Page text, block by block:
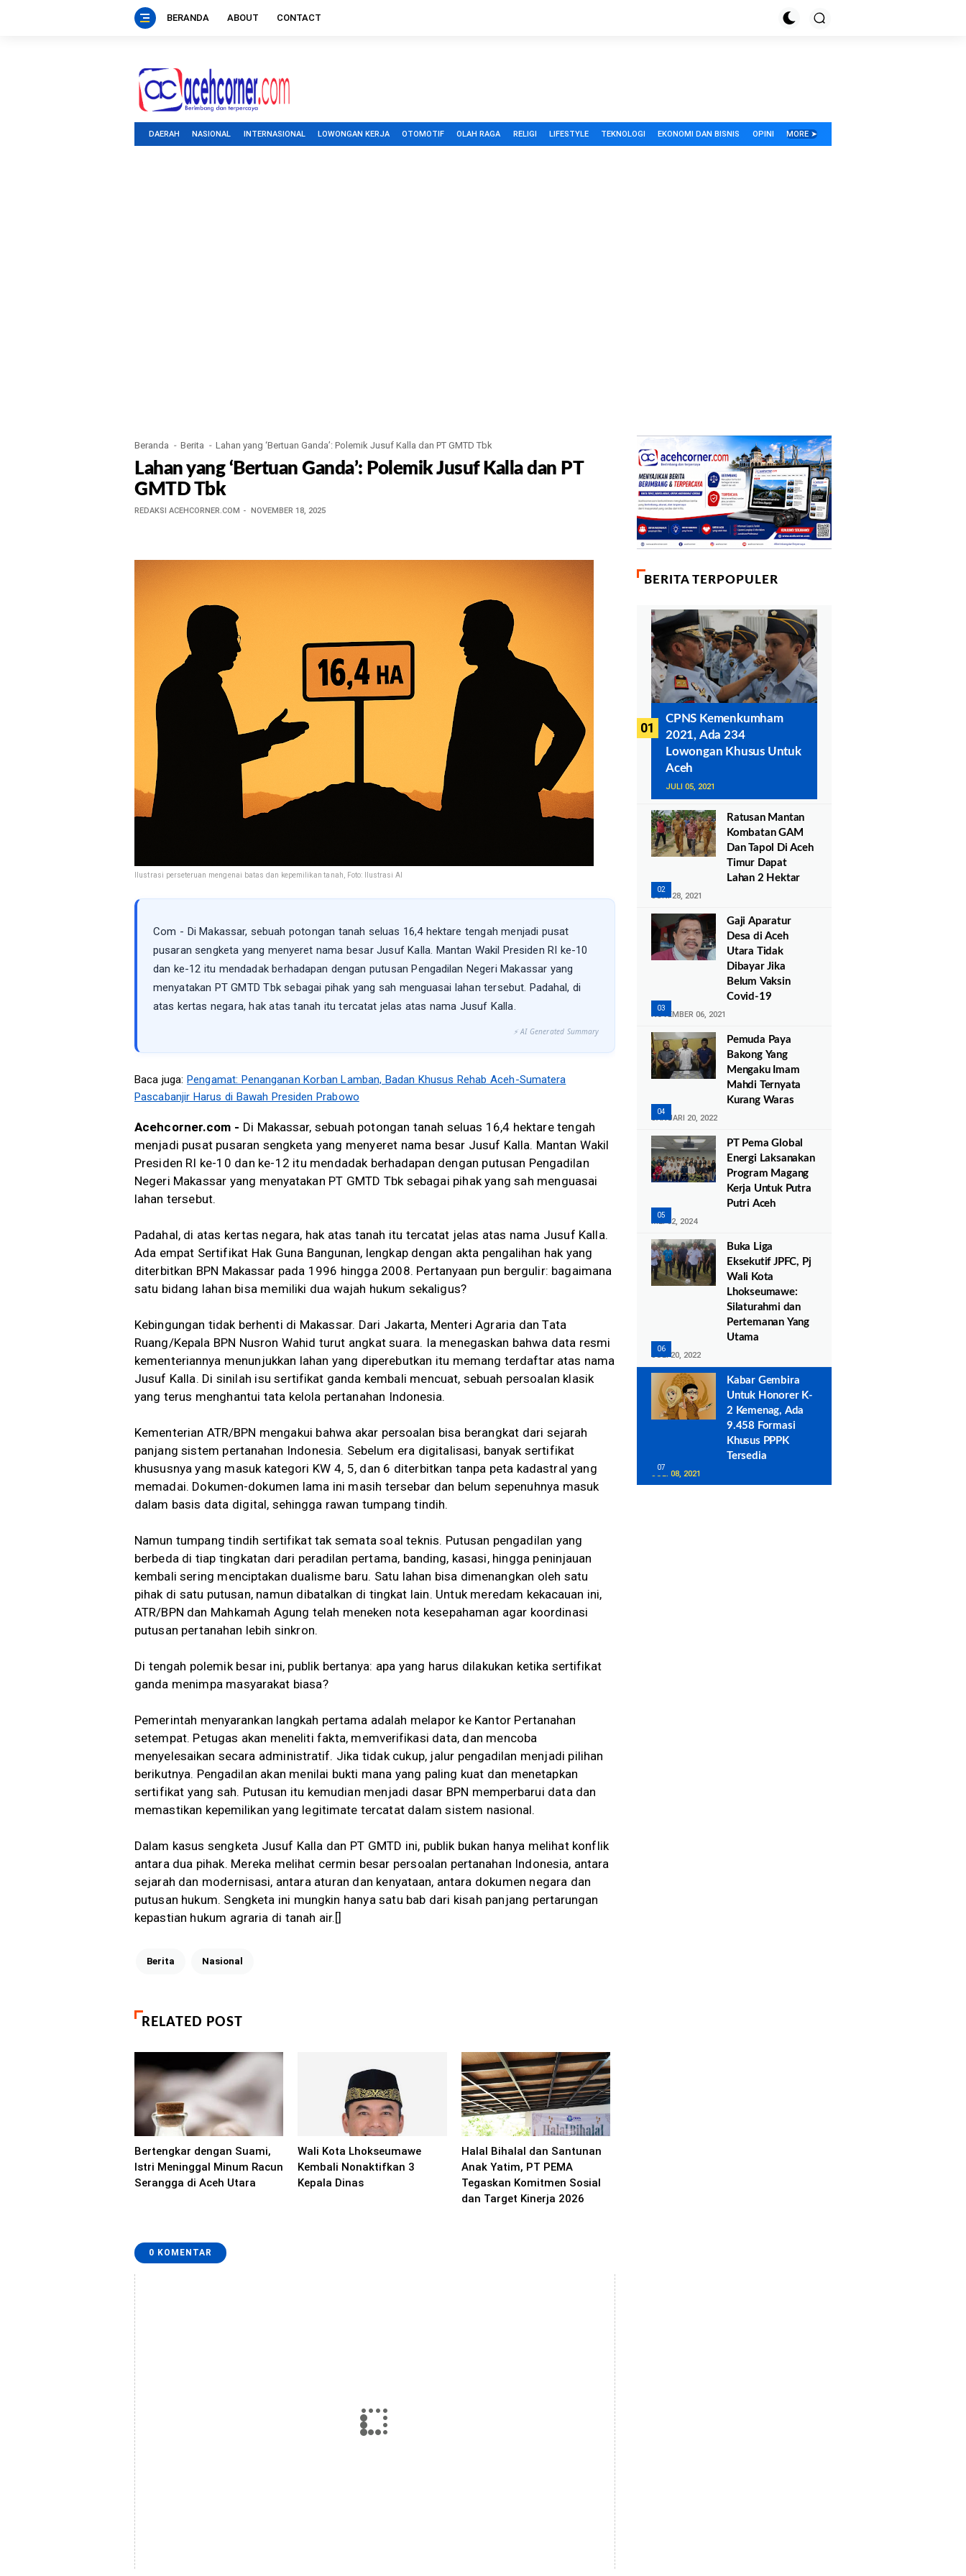
BERANDA ABOUT CONTACT
DAERAH NASIONAL INTERNASIONAL LOWONGAN KERJA OTOMOTIF OLAH RAGA RELIGI LIFESTYLE TEKNOLOGI EKONOMI DAN BISNIS OPINI MORE ➤
Beranda Berita Lahan yang ‘Bertuan Ganda’: Polemik Jusuf Kalla dan PT GMTD Tbk
Lahan yang ‘Bertuan Ganda’: Polemik Jusuf Kalla dan PT
GMTD Tbk
REDAKSI ACEHCORNER.COM NOVEMBER 18, 2025
Ilustrasi perseteruan mengenai batas dan kepemilikan tanah, Foto: Ilustrasi AI
Com - Di Makassar, sebuah potongan tanah seluas 16,4 hektare tengah menjadi pusat
pusaran sengketa yang menyeret nama besar Jusuf Kalla. Mantan Wakil Presiden RI ke-10
dan ke-12 itu mendadak berhadapan dengan putusan Pengadilan Negeri Makassar yang
menyatakan PT GMTD Tbk sebagai pihak yang sah menguasai lahan tersebut. Padahal, di
atas kertas negara, hak atas tanah itu tercatat jelas atas nama Jusuf Kalla.
⚡ AI Generated Summary
Baca juga: Pengamat: Penanganan Korban Lamban, Badan Khusus Rehab Aceh-Sumatera
Pascabanjir Harus di Bawah Presiden Prabowo
Acehcorner.com - Di Makassar, sebuah potongan tanah seluas 16,4 hektare tengah
menjadi pusat pusaran sengketa yang menyeret nama besar Jusuf Kalla. Mantan Wakil
Presiden RI ke-10 dan ke-12 itu mendadak berhadapan dengan putusan Pengadilan
Negeri Makassar yang menyatakan PT GMTD Tbk sebagai pihak yang sah menguasai
lahan tersebut.
Padahal, di atas kertas negara, hak atas tanah itu tercatat jelas atas nama Jusuf Kalla.
Ada empat Sertifikat Hak Guna Bangunan, lengkap dengan akta pengalihan hak yang
diterbitkan BPN Makassar pada 1996 hingga 2008. Pertanyaan pun bergulir: bagaimana
satu bidang lahan bisa memiliki dua wajah hukum sekaligus?
Kebingungan tidak berhenti di Makassar. Dari Jakarta, Menteri Agraria dan Tata
Ruang/Kepala BPN Nusron Wahid turut angkat suara. Ia menegaskan bahwa data resmi
kementeriannya menunjukkan lahan yang diperebutkan itu memang terdaftar atas nama
Jusuf Kalla. Di sinilah isu sertifikat ganda kembali mencuat, sebuah persoalan klasik
yang terus menghantui tata kelola pertanahan Indonesia.
Kementerian ATR/BPN mengakui bahwa akar persoalan bisa berangkat dari sejarah
panjang sistem pertanahan Indonesia. Sebelum era digitalisasi, banyak sertifikat
khususnya yang masuk kategori KW 4, 5, dan 6 diterbitkan tanpa peta kadastral yang
memadai. Dokumen-dokumen lama ini masih tersebar dan belum sepenuhnya masuk
dalam basis data digital, sehingga rawan tumpang tindih.
Namun tumpang tindih sertifikat tak semata soal teknis. Putusan pengadilan yang
berbeda di tiap tingkatan dari peradilan pertama, banding, kasasi, hingga peninjauan
kembali sering menciptakan dualisme baru. Satu lahan bisa dimenangkan oleh satu
pihak di satu putusan, namun dibatalkan di tingkat lain. Untuk meredam kekacauan ini,
ATR/BPN dan Mahkamah Agung telah meneken nota kesepahaman agar koordinasi
putusan pertanahan lebih sinkron.
Di tengah polemik besar ini, publik bertanya: apa yang harus dilakukan ketika sertifikat
ganda menimpa masyarakat biasa?
Pemerintah menyarankan langkah pertama adalah melapor ke Kantor Pertanahan
setempat. Petugas akan meneliti fakta, memverifikasi data, dan mencoba
menyelesaikan secara administratif. Jika tidak cukup, jalur pengadilan menjadi pilihan
berikutnya. Pengadilan akan menilai bukti mana yang paling kuat dan menetapkan
sertifikat yang sah. Putusan itu kemudian menjadi dasar BPN memperbarui data dan
memastikan kepemilikan yang legitimate tercatat dalam sistem nasional.
Dalam kasus sengketa Jusuf Kalla dan PT GMTD ini, publik bukan hanya melihat konflik
antara dua pihak. Mereka melihat cermin besar persoalan pertanahan Indonesia, antara
sejarah dan modernisasi, antara aturan dan kenyataan, antara dokumen negara dan
putusan hukum. Sengketa ini mungkin hanya satu bab dari kisah panjang pertarungan
kepastian hukum agraria di tanah air.[]
Berita Nasional
RELATED POST
Bertengkar dengan Suami,
Istri Meninggal Minum Racun
Serangga di Aceh Utara
Wali Kota Lhokseumawe
Kembali Nonaktifkan 3
Kepala Dinas
Halal Bihalal dan Santunan
Anak Yatim, PT PEMA
Tegaskan Komitmen Sosial
dan Target Kinerja 2026
0 KOMENTAR
BERITA TERPOPULER
CPNS Kemenkumham
2021, Ada 234
Lowongan Khusus Untuk
Aceh
JULI 05, 2021
Ratusan Mantan
Kombatan GAM
Dan Tapol Di Aceh
Timur Dapat
Lahan 2 Hektar
JUNI 28, 2021
Gaji Aparatur
Desa di Aceh
Utara Tidak
Dibayar Jika
Belum Vaksin
Covid-19
NOVEMBER 06, 2021
Pemuda Paya
Bakong Yang
Mengaku Imam
Mahdi Ternyata
Kurang Waras
JANUARI 20, 2022
PT Pema Global
Energi Laksanakan
Program Magang
Kerja Untuk Putra
Putri Aceh
MEI 02, 2024
Buka Liga
Eksekutif JPFC, Pj
Wali Kota
Lhokseumawe:
Silaturahmi dan
Pertemanan Yang
Utama
JULI 20, 2022
Kabar Gembira
Untuk Honorer K-
2 Kemenag, Ada
9.458 Formasi
Khusus PPPK
Tersedia
JULI 08, 2021